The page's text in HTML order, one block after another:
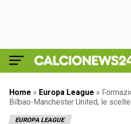
Home » Europa League »
Bilbao-Manchester United, le scelte
EUROPA LEAGUE